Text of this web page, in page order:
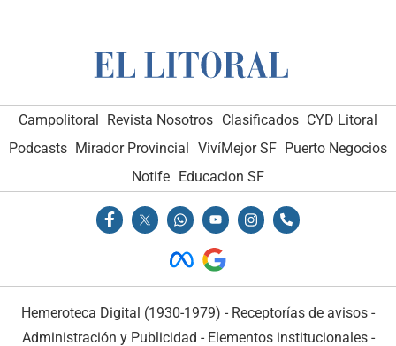
Campolitoral Revista Nosotros Clasificados CYD Litoral
Podcasts Mirador Provincial VivíMejor SF Puerto Negocios
Notife Educacion SF
Hemeroteca Digital (1930-1979) - Receptorías de avisos -
Administración y Publicidad - Elementos institucionales-